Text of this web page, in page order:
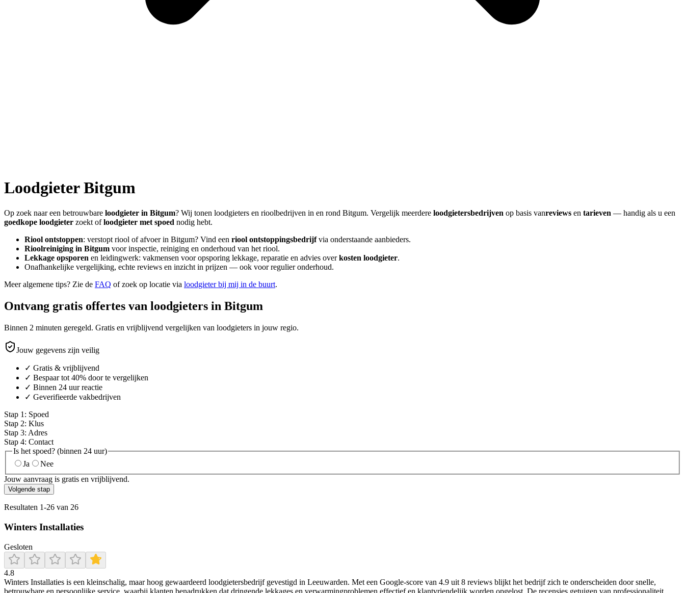
LoodgieterBitgum
Op zoek naar een betrouwbare loodgieter in Bitgum? Wij tonen loodgieters en rioolbedrijven in en rond Bitgum. Vergelijk meerdere loodgietersbedrijven op basis vanreviews en tarieven — handig als u een
goedkope loodgieter zoekt ofloodgieter met spoed nodig hebt.
Riool ontstoppen: verstopt riool of afvoer in Bitgum? Vind een riool ontstoppingsbedrijfvia onderstaande aanbieders.
Rioolreiniging in Bitgum voor inspectie, reiniging en onderhoud van het riool.
Lekkage opsporen en leidingwerk: vakmensen voor opsporing lekkage, reparatie en advies overkosten loodgieter.
Onafhankelijke vergelijking, echte reviews en inzicht in prijzen — ook voor regulier onderhoud.
Meer algemene tips? Zie de FAQ of zoek op locatie via loodgieter bij mij in de buurt.
Ontvang gratis offertes van loodgieters in Bitgum
Binnen 2 minuten geregeld. Gratis en vrijblijvend vergelijken van loodgieters in jouw regio.
Jouw gegevens zijn veilig
✓ Gratis & vrijblijvend
✓ Bespaar tot 40% door te vergelijken
✓ Binnen 24 uur reactie
✓ Geverifieerde vakbedrijven
Stap 1 : Spoed
Stap 2: Klus
Stap 3: Adres
Stap 4: Contact
Is het spoed? (binnen 24 uur)
Ja
Nee
Jouw aanvraag is gratis en vrijblijvend.
Volgende stap
Resultaten 1-26 van 26
Winters Installaties
Gesloten
4.8
Winters Installaties is een kleinschalig, maar hoog gewaardeerd loodgietersbedrijf gevestigd in Leeuwarden. Met een Google-score van 4.9 uit 8 reviews blijkt het bedrijf zich te onderscheiden door snelle,
betrouwbare en persoonlijke service, waarbij klanten benadrukken dat dringende lekkages en verwarmingproblemen effectief en klantvriendelijk worden opgelost. De recensies getuigen van professionaliteit,